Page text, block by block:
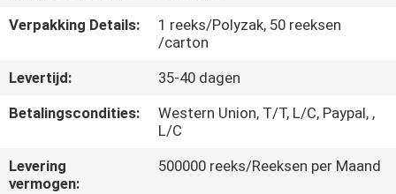
PRIVACY
Verpakking Details:
1 reeks/Polyzak, 50 reeksen
/carton
Levertijd:
35-40 dagen
Betalingscondities:
Western Union, T/T, L/C, Paypal, ,
L/C
Levering
vermogen:
500000 reeks/Reeksen per Maand